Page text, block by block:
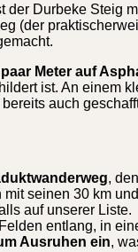
der Durbeke Steig
(der
Meter auf
ist. An einem
auch
,
seinen 30 km
auf unserer Liste.
entlang, in
Ausruhen ein,